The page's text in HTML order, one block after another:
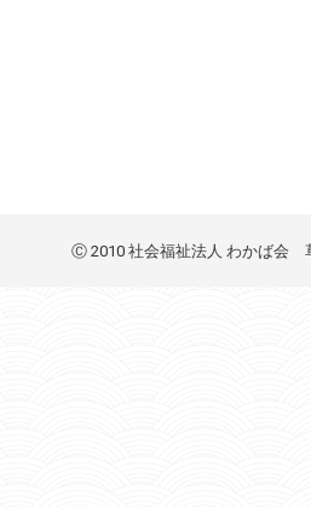
Ⓒ 2010 社会福祉法人 わかば会